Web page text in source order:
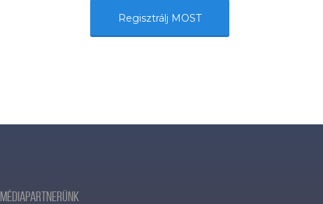
Regisztrálj MOST
Médiapartnerünk